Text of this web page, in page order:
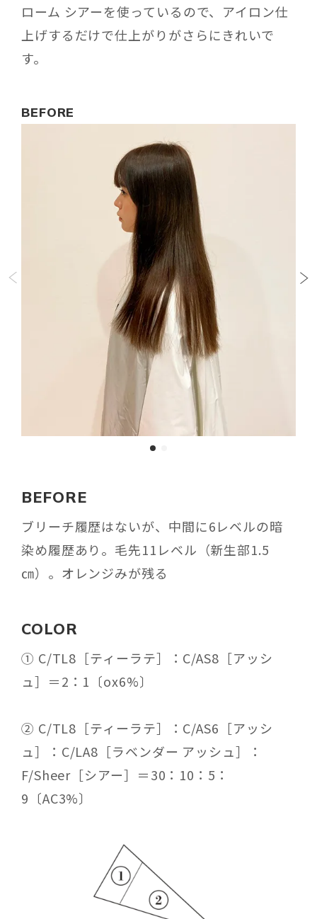
ローム シアーを使っているので、アイロン仕
上げするだけで仕上がりがさらにきれいで
す。
BEFORE
BEFORE
ブリーチ履歴はないが、中間に6レベルの暗
染め履歴あり。毛先11レベル（新生部1.5
㎝）。オレンジみが残る
COLOR
① C/TL8［ティーラテ］：C/AS8［アッシ
ュ］＝2：1〔ox6%〕
② C/TL8［ティーラテ］：C/AS6［アッシ
ュ］：C/LA8［ラベンダー アッシュ］：
F/Sheer［シアー］＝30：10：5：
9〔AC3%〕